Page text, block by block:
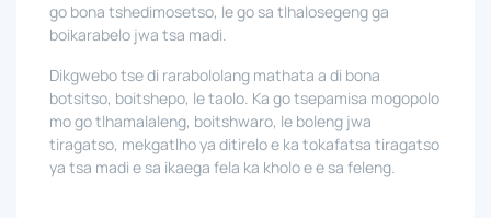
go bona tshedimosetso, le go sa tlhalosegeng ga
boikarabelo jwa tsa madi.
Dikgwebo tse di rarabololang mathata a di bona
botsitso, boitshepo, le taolo. Ka go tsepamisa mogopolo
mo go tlhamalaleng, boitshwaro, le boleng jwa
tiragatso, mekgatlho ya ditirelo e ka tokafatsa tiragatso
ya tsa madi e sa ikaega fela ka kholo e e sa feleng.